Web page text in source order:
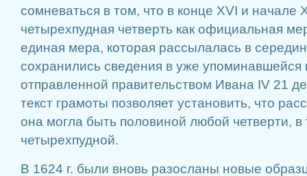
сомневаться в том, что в конце XVI и начале
четырехпудная четверть как официальная
единая мера, которая рассылалась в
сохранились сведения в уже упоминавшейся
отправленной правительством Ивана IV 21
текст грамоты позволяет установить, что
она могла быть половиной любой четверти, в
четырехпудной.
В 1624 г. были вновь разосланы новые